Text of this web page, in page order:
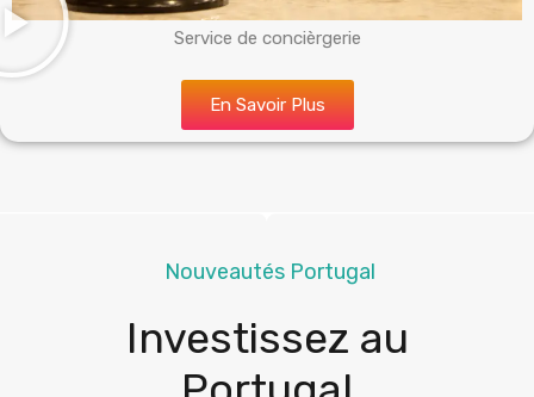
Service de concièrgerie
En Savoir Plus
Nouveautés Portugal
Investissez au